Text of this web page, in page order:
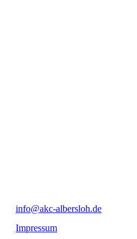
info@akc-albersloh.de
Impressum